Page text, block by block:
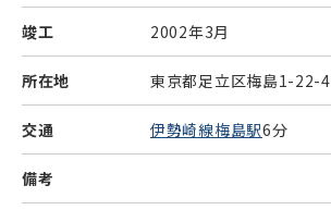
竣工 2002年3月
所在地 東京都足立区梅島1-22-4
交通 伊勢崎線梅島駅6分
備考